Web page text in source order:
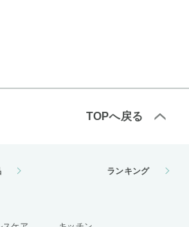
TOPへ戻る
ランキング